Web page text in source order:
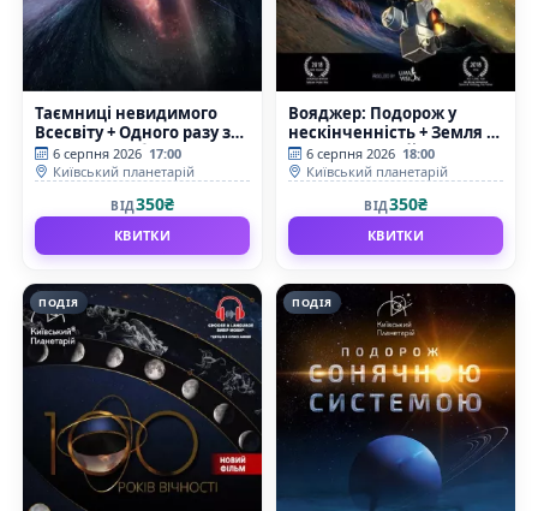
Таємниці невидимого
Всесвіту + Одного разу за
Великого Вибуху
(Київський планетарій)
6 серпня 2026 17:00
Київський планетарій
ВІД350₴
КВИТКИ
Вояджер: Подорож у
нескінченність + Земля з
МКС (Київський
планетарій)
6 серпня 2026 18:00
Київський планетарій
ВІД350₴
КВИТКИ
ПОДІЯ ПОДІЯ